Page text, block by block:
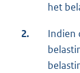
het
2.
Indien